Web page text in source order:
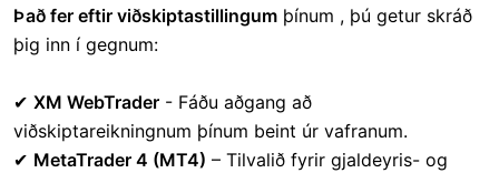
Það fer eftir viðskiptastillingum þínum , þú getur skráð
þig inn í gegnum:
✔ XM WebTrader - Fáðu aðgang að
viðskiptareikningnum þínum beint úr vafranum.
✔ MetaTrader 4 (MT4) – Tilvalið fyrir gjaldeyris- og